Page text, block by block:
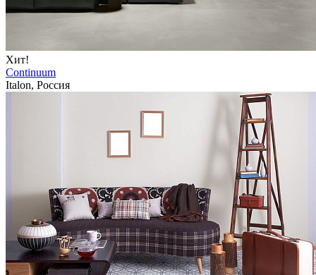
Хит!
Continuum
Italon, Россия